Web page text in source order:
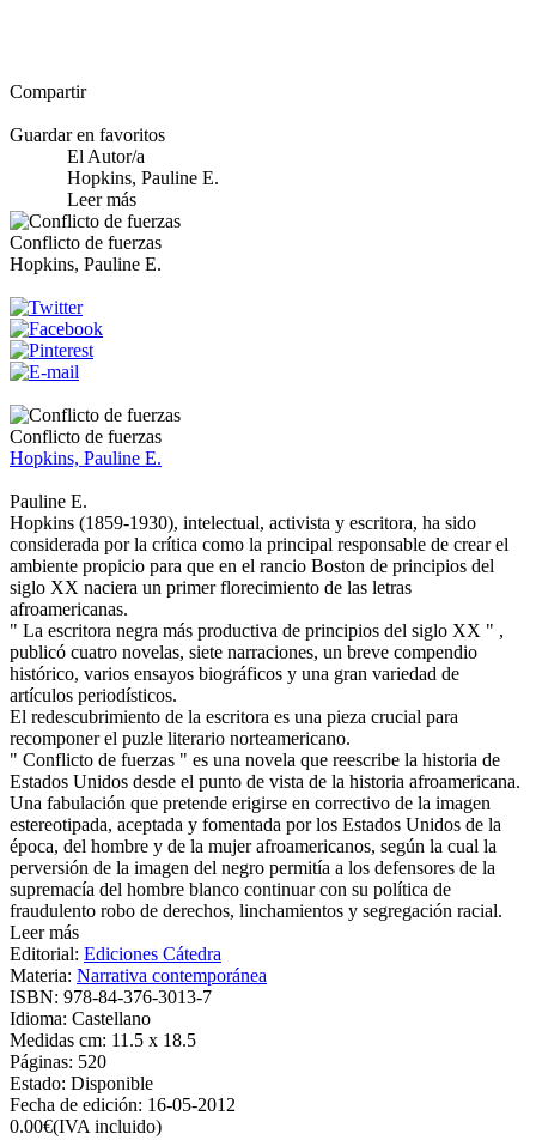
Compartir
Guardar en favoritos
El Autor/a
Hopkins, Pauline E.
Leer más
Conflicto de fuerzas
Hopkins, Pauline E.
Conflicto de fuerzas
Hopkins, Pauline E.
Pauline E.
Hopkins (1859-1930), intelectual, activista y escritora, ha sido
considerada por la crítica como la principal responsable de crear el
ambiente propicio para que en el rancio Boston de principios del
siglo XX naciera un primer florecimiento de las letras
afroamericanas.
" La escritora negra más productiva de principios del siglo XX " ,
publicó cuatro novelas, siete narraciones, un breve compendio
histórico, varios ensayos biográficos y una gran variedad de
artículos periodísticos.
El redescubrimiento de la escritora es una pieza crucial para
recomponer el puzle literario norteamericano.
" Conflicto de fuerzas " es una novela que reescribe la historia de
Estados Unidos desde el punto de vista de la historia afroamericana.
Una fabulación que pretende erigirse en correctivo de la imagen
estereotipada, aceptada y fomentada por los Estados Unidos de la
época, del hombre y de la mujer afroamericanos, según la cual la
perversión de la imagen del negro permitía a los defensores de la
supremacía del hombre blanco continuar con su política de
fraudulento robo de derechos, linchamientos y segregación racial.
Leer más
Editorial: Ediciones Cátedra
Materia: Narrativa contemporánea
ISBN: 978-84-376-3013-7
Idioma: Castellano
Medidas cm: 11.5 x 18.5
Páginas: 520
Estado: Disponible
Fecha de edición: 16-05-2012
0.00€(IVA incluido)